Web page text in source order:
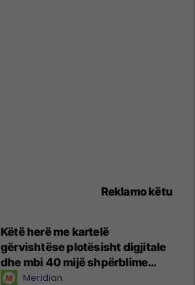
Reklamo këtu
Këtë herë me kartelë
gërvishtëse plotësisht digjitale
dhe mbi 40 mijë shpërblime
instant!Meridian